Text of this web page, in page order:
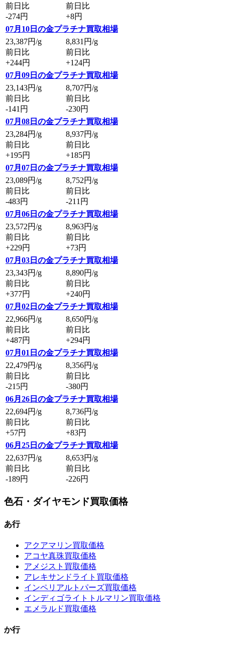
前日比
-274円
前日比
+8円
07月10日の金プラチナ買取相場
23,387円/g
前日比
+244円
8,831 円/g
前日比
+124円
07月09日の金プラチナ買取相場
23,143円/g
前日比
-141円
8,707円/g
前日比
-230円
07月08日の金プラチナ買取相場
23,284円/g
前日比
+195円
8,937円/g
前日比
+185円
07月07日の金プラチナ買取相場
23,089円/g
前日比
-483円
8,752円/g
前日比
-211円
07月06日の金プラチナ買取相場
23,572円/g
前日比
+229円
8,963円/g
前日比
+73円
07月03日の金プラチナ買取相場
23,343円/g
前日比
+377円
8,890円/g
前日比
+240円
07月02日の金プラチナ買取相場
22,966円/g
前日比
+487円
8,650円/g
前日比
+294円
07月01日の金プラチナ買取相場
22,479円/g
前日比
-215円
8,356円/g
前日比
-380円
06月26日の金プラチナ買取相場
22,694円/g
前日比
+57円
8,736円/g
前日比
+83円
06月25日の金プラチナ買取相場
22,637円/g
前日比
-189円
8,653円/g
前日比
-226円
色石・ダイヤモンド買取価格
あ行
アクアマリン買取価格
アコヤ真珠買取価格
アメジスト買取価格
アレキサンドライト買取価格
インペリアルトパーズ買取価格
インディゴライトトルマリン買取価格
エメラルド買取価格
か行